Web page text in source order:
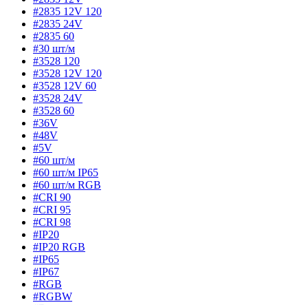
#2835 12V 120
#2835 24V
#2835 60
#30 шт/м
#3528 120
#3528 12V 120
#3528 12V 60
#3528 24V
#3528 60
#36V
#48V
#5V
#60 шт/м
#60 шт/м IP65
#60 шт/м RGB
#CRI 90
#CRI 95
#CRI 98
#IP20
#IP20 RGB
#IP65
#IP67
#RGB
#RGBW